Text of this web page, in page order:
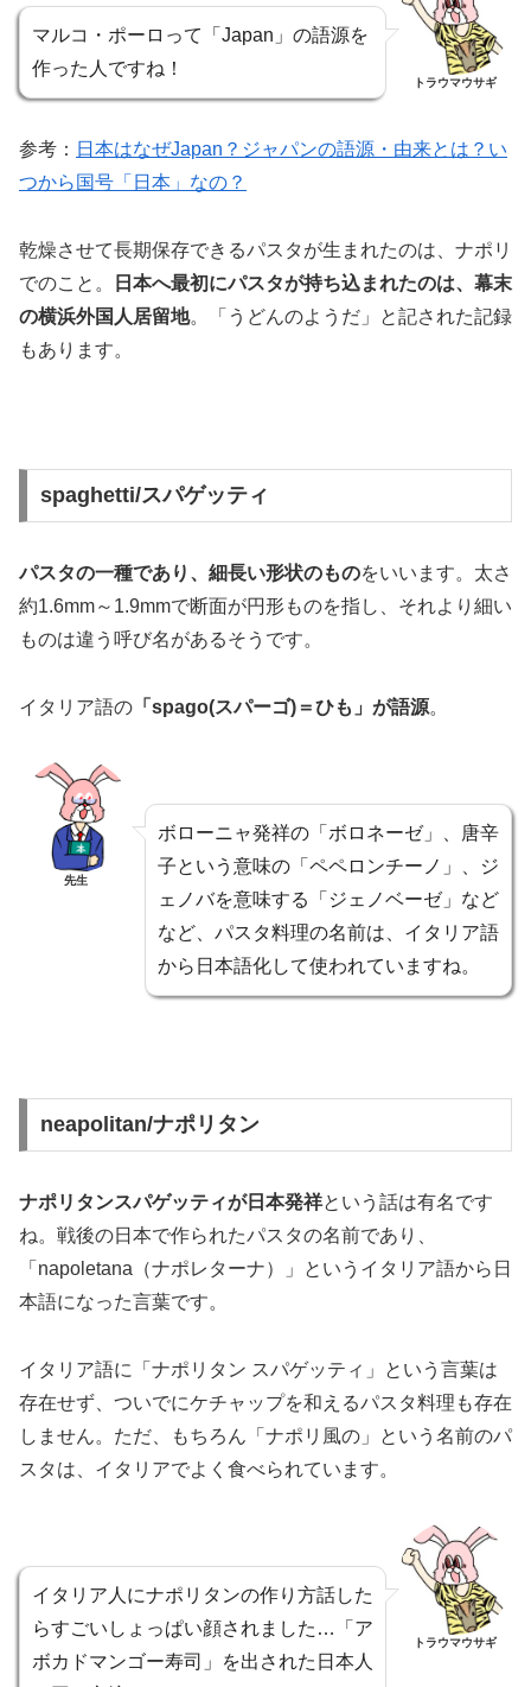
マルコ・ポーロって「Japan」の語源を
作った人ですね！
トラウマウサギ
参考： 日本はなぜJapan？ジャパンの語源・由来とは？い
つから国号「日本」なの？
乾燥させて長期保存できるパスタが生まれたのは、ナポリ
でのこと。
日本へ最初にパスタが持ち込まれたのは、幕末
の横浜外国人居留地。「うどんのようだ」と記された記録
もあります。
spaghetti/スパゲッティ
パスタの一種であり、細長い形状のものをいいます。太さ
約1.6mm～1.9mmで断面が円形ものを指し、それより細い
ものは違う呼び名があるそうです。
イタリア語の 「spago(スパーゴ)＝ひも」が語源。
先生
ボローニャ発祥の「ボロネーゼ」、唐辛
子という意味の「ペペロンチーノ」、ジ
ェノバを意味する「ジェノベーゼ」など
など、パスタ料理の名前は、イタリア語
から日本語化して使われていますね。
neapolitan/ナポリタン
ナポリタンスパゲッティが日本発祥という話は有名です
ね。戦後の日本で作られたパスタの名前であり、
「napoletana（ナポレターナ）」というイタリア語から日
本語になった言葉です。
イタリア語に「ナポリタン スパゲッティ」という言葉は
存在せず、ついでにケチャップを和えるパスタ料理も存在
しません。ただ、もちろん「ナポリ風の」という名前のパ
スタは、イタリアでよく食べられています。
イタリア人にナポリタンの作り方話した
らすごいしょっぱい顔されました…「ア
ボカドマンゴー寿司」を出された日本人
トラウマウサギ